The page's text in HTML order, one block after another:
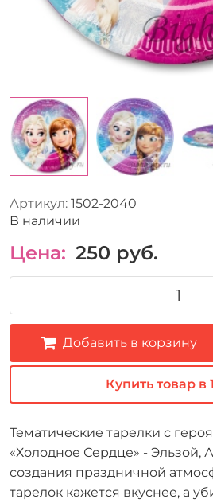
Артикул: 1502-2040
В наличии
Цена: 250 руб.
Добавить в корзину
Купить товар в
Тематические тарелки с
«Холодное Сердце» - Эльзой,
создания праздничной
тарелок кажется вкуснее, а